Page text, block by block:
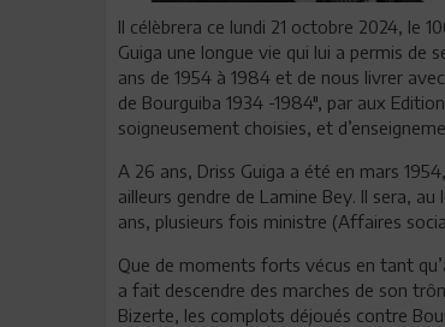
Il célèbrera ce lundi 21 octobre 2024, le
Guiga une longue vie qui lui a permis de
ans de 1954 à 1984 et de nous livrer
de Bourguiba 1934 -1984", par aux
soigneusement choisies, et
A 26 ans, Driss Guiga a été en mars
ailleurs gendre de Lamine Bey. Il sera,
ans, plusieurs fois ministre (Affaires
Que de moments forts vécus en tant
a fait descendre des marches de son
Bizerte, les complots déjoués contre